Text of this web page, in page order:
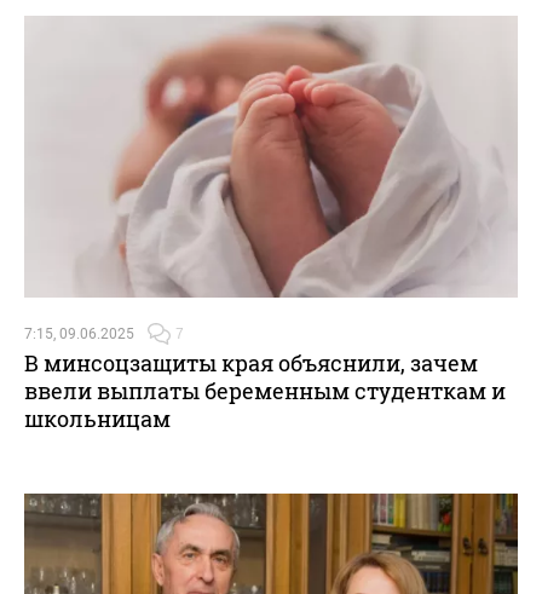
7:15, 09.06.2025 7
В минсоцзащиты края объяснили, зачем
ввели выплаты беременным студенткам и
школьницам